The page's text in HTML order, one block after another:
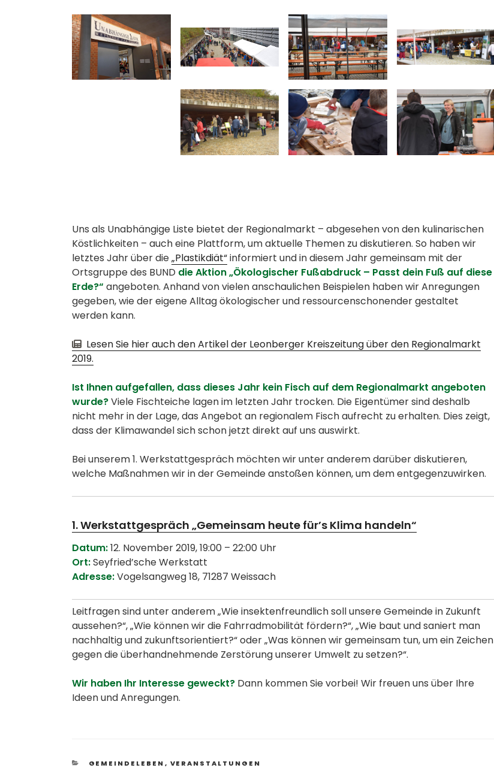
Uns als Unabhängige Liste bietet der Regionalmarkt – abgesehen von den kulinarischen
Köstlichkeiten – auch eine Plattform, um aktuelle Themen zu diskutieren. So haben wir
letztes Jahr über die„Plastikdiät“informiert und in diesem Jahr gemeinsam mit der
Ortsgruppe des BUND die Aktion „Ökologischer Fußabdruck – Passt dein Fuß auf diese
Erde?“ angeboten. Anhand von vielen anschaulichen Beispielen haben wir Anregungen
gegeben, wie der eigene Alltag ökologischer und ressourcenschonender gestaltet
werden kann.
Lesen Sie hier auch den Artikel der Leonberger Kreiszeitung über den Regionalmarkt
2019.
Ist Ihnen aufgefallen, dass dieses Jahr kein Fisch auf dem Regionalmarkt angeboten
wurde?Viele Fischteiche lagen im letzten Jahr trocken. Die Eigentümer sind deshalb
nicht mehr in der Lage, das Angebot an regionalem Fisch aufrecht zu erhalten. Dies zeigt,
dass der Klimawandel sich schon jetzt direkt auf uns auswirkt.
Bei unserem 1. Werkstattgespräch möchten wir unter anderem darüber diskutieren,
welche Maßnahmen wir in der Gemeinde anstoßen können, um dem entgegenzuwirken.
1. Werkstattgespräch „Gemeinsam heute für’s Klima handeln“
Datum:12. November 2019, 19:00 – 22:00 Uhr
Ort:Seyfried’sche Werkstatt
Adresse:Vogelsangweg 18, 71287 Weissach
Leitfragen sind unter anderem „Wie insektenfreundlich soll unsere Gemeinde in Zukunft
aussehen?“, „Wie können wir die Fahrradmobilität fördern?“, „Wie baut und saniert man
nachhaltig und zukunftsorientiert?“ oder „Was können wir gemeinsam tun, um ein Zeichen
gegen die überhandnehmende Zerstörung unserer Umwelt zu setzen?“.
Wir haben Ihr Interesse geweckt? Dann kommen Sie vorbei! Wir freuen uns über Ihre
Ideen und Anregungen.
KATEGORIEN
GEMEINDELEBEN, VERANSTALTUNGEN